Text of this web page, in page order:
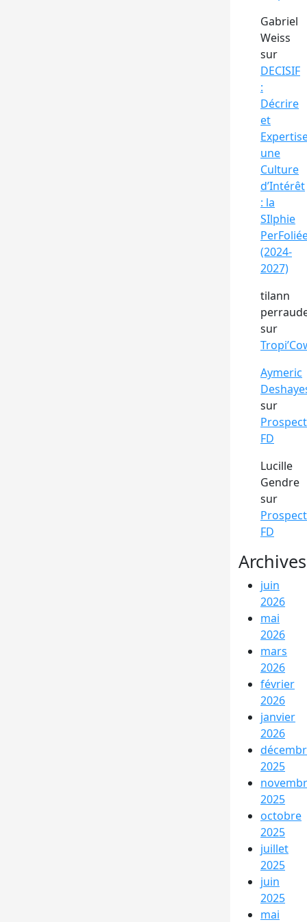
Gabriel
Weiss
sur
DECISIF
:
Décrire
et
une
Culture
d’Intérêt
: la
SIlphie
(2024-
2027)
tilann
sur
Aymeric
sur
Prospect
FD
Lucille
Gendre
sur
Prospect
FD
Archives
juin
2026
mai
2026
mars
2026
février
2026
janvier
2026
2025
2025
octobre
2025
juillet
2025
juin
2025
mai